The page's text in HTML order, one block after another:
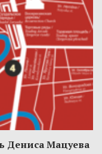
Дениса Мацуева